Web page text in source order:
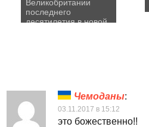
Великобритании
последнего
десятилетия в новой
Чемоданы:
03.11.2017 в 15:12
это божественно!!